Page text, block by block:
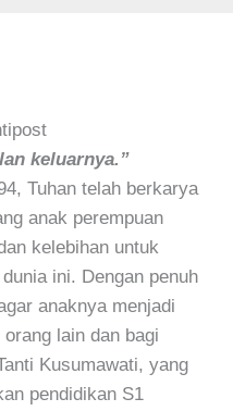
keluarnya.”
Tuhan telah berkarya
anak perempuan
kelebihan untuk
ini. Dengan penuh
anaknya menjadi
lain dan bagi
Kusumawati, yang
pendidikan S1